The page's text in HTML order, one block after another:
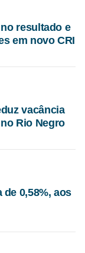
resultado e
em novo CRI
vacância
Rio Negro
de 0,58%, aos